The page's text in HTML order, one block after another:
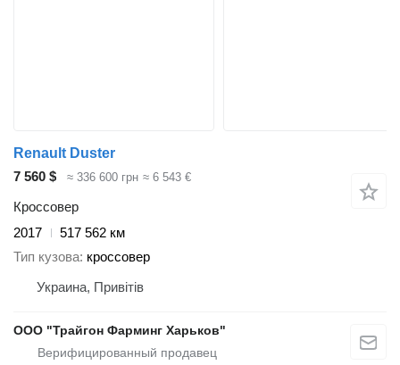
Renault Duster
7 560 $
≈ 336 600 грн ≈ 6 543 €
Кроссовер
2017
517 562 км
Тип кузова кроссовер
Украина, Привітів
ООО "Трайгон Фарминг Харьков"